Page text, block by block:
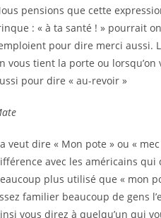
pensions que cette
: « à ta santé ! » pourrait
pour dire merci aussi.
vous tient la porte ou lorsqu’on
pour dire « au-revoir »
veut dire « Mon pote » ou «
avec les américains qui
plus utilisé que « mon
familier beaucoup de gens
vous direz à quelqu’un qui